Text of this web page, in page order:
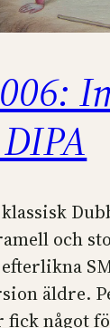
och
äldre.
fick något